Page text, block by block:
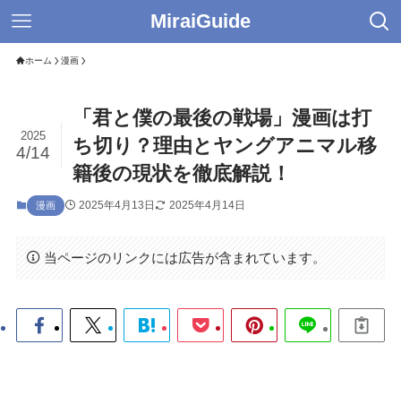
MiraiGuide
ホーム 漫画
「君と僕の最後の戦場」漫画は打
ち切り？理由とヤングアニマル移
籍後の現状を徹底解説！
2025
4/14
漫画 2025年4月13日 2025年4月14日
当ページのリンクには広告が含まれています。